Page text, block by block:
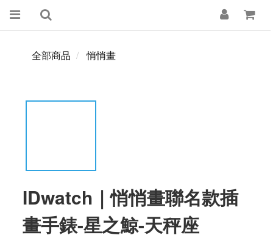
全部商品 悄悄畫
IDwatch｜悄悄畫聯名款插
畫手錶-星之鯨-天秤座